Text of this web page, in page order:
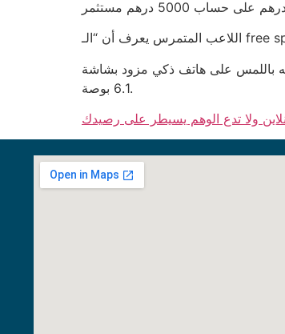
بمقاس 12 بكسل، وهو ما يجعل من الصعب ضبطه باللمس على هاتف ذكي مزود بشاشة
6.1 بوصة.
ولا تدع الوهم يسيطر على رصيدك